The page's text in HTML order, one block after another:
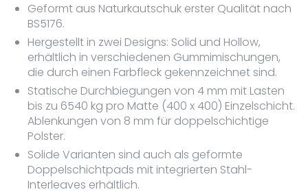
Geformt aus Naturkautschuk erster Qualität nach
BS5176.
Hergestellt in zwei Designs: Solid und Hollow,
erhältlich in verschiedenen Gummimischungen,
die durch einen Farbfleck gekennzeichnet sind.
Statische Durchbiegungen von 4 mm mit Lasten
bis zu 6540 kg pro Matte (400 x 400) Einzelschicht.
Ablenkungen von 8 mm für doppelschichtige
Polster.
Solide Varianten sind auch als geformte
Doppelschichtpads mit integrierten Stahl-
Interleaves erhältlich.